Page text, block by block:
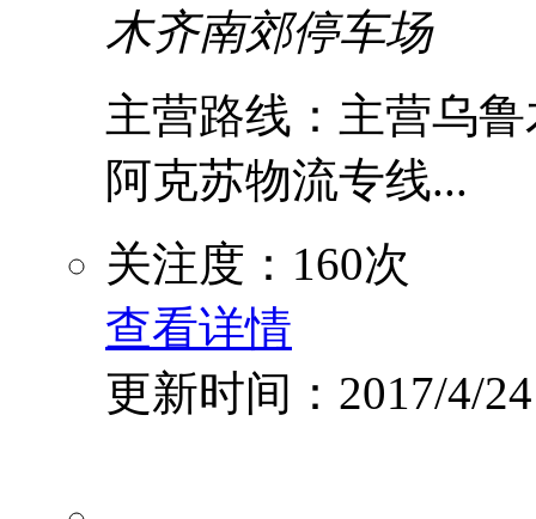
木齐南郊停车场
主营路线：主营乌
阿克苏物流专线...
关注度：160次
查看详情
更新时间：2017/4/24